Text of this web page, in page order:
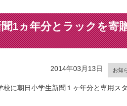
1ヵ年分とラックを寄
お知
2014年03月13日
校に朝日小学生新聞１ヶ年分と専用ス